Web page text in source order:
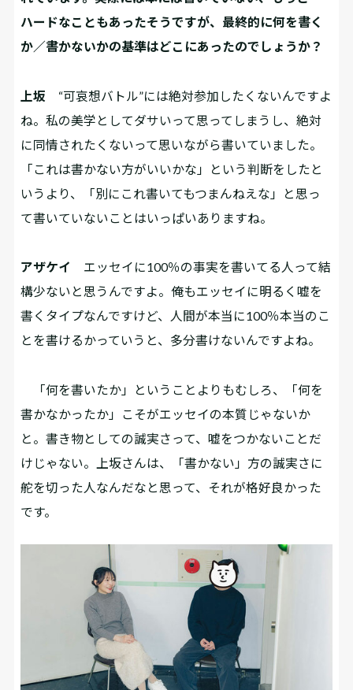
ハードなこともあったそうですが、最終的に何を書く
か／書かないかの基準はどこにあったのでしょうか？
上坂 “可哀想バトル”には絶対参加したくないんですよ
ね。私の美学としてダサいって思ってしまうし、絶対
に同情されたくないって思いながら書いていました。
「これは書かない方がいいかな」という判断をしたと
いうより、「別にこれ書いてもつまんねえな」と思っ
て書いていないことはいっぱいありますね。
アザケイ
エッセイに100％の事実を書いてる人って結
構少ないと思うんですよ。俺もエッセイに明るく嘘を
書くタイプなんですけど、人間が本当に100％本当のこ
とを書けるかっていうと、多分書けないんですよね。
「何を書いたか」ということよりもむしろ、「何を
書かなかったか」こそがエッセイの本質じゃないか
と。書き物としての誠実さって、嘘をつかないことだ
けじゃない。上坂さんは、「書かない」方の誠実さに
舵を切った人なんだなと思って、それが格好良かった
です。